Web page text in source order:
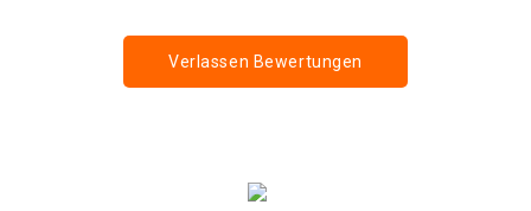
Verlassen Bewertungen